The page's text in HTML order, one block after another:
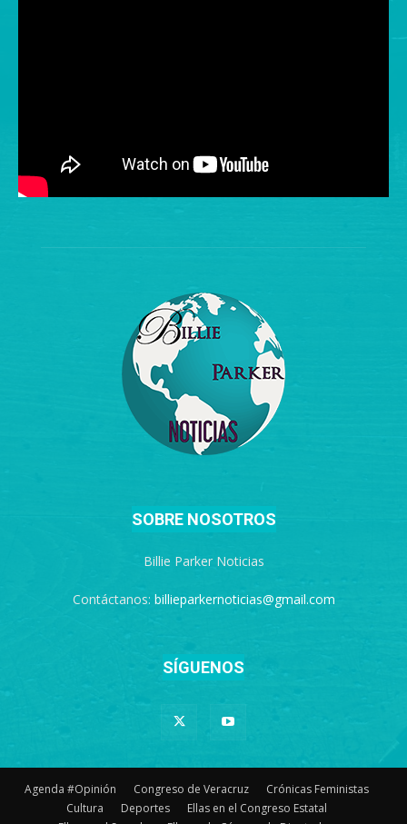
SOBRE NOSOTROS
Billie Parker Noticias
Contáctanos: billieparkernoticias@gmail.com
SÍGUENOS
Agenda #Opinión Congreso de Veracruz
Crónicas Feministas
Cultura
Deportes
Ellas en el Congreso Estatal